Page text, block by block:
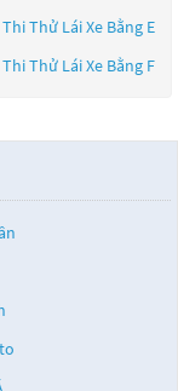
Thi Thử Lái Xe Bằng E
Thi Thử Lái Xe Bằng F